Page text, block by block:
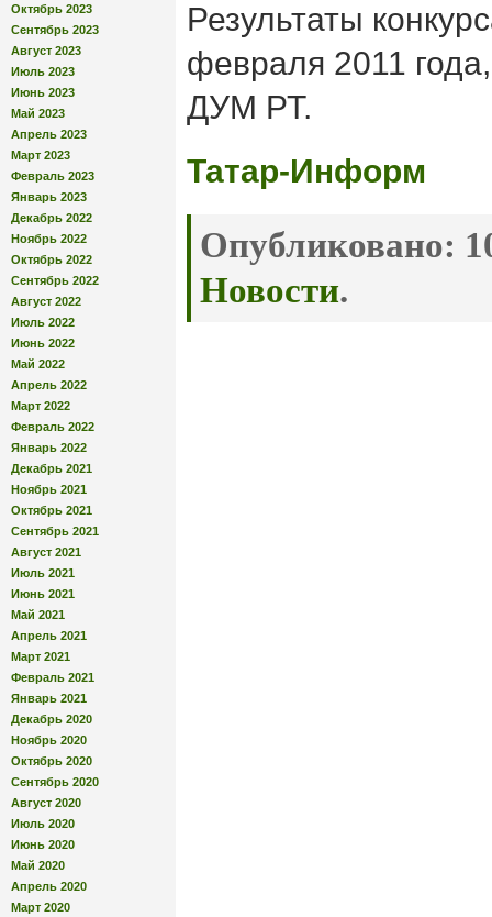
Октябрь 2023
Сентябрь 2023
Август 2023
Июль 2023
Июнь 2023
Май 2023
Апрель 2023
Март 2023
Февраль 2023
Январь 2023
Декабрь 2022
Ноябрь 2022
Октябрь 2022
Сентябрь 2022
Август 2022
Июль 2022
Июнь 2022
Май 2022
Апрель 2022
Март 2022
Февраль 2022
Январь 2022
Декабрь 2021
Ноябрь 2021
Октябрь 2021
Сентябрь 2021
Август 2021
Июль 2021
Июнь 2021
Май 2021
Апрель 2021
Март 2021
Февраль 2021
Январь 2021
Декабрь 2020
Ноябрь 2020
Октябрь 2020
Сентябрь 2020
Август 2020
Июль 2020
Июнь 2020
Май 2020
Апрель 2020
Март 2020
Результаты
февраля 2011
ДУМ РТ.
Татар-Информ
Опубликовано:
Новости.